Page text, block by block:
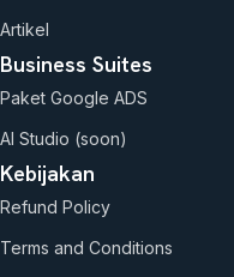
Artikel
Business Suites
Paket Google ADS
AI Studio (soon)
Kebijakan
Refund Policy
Terms and Conditions